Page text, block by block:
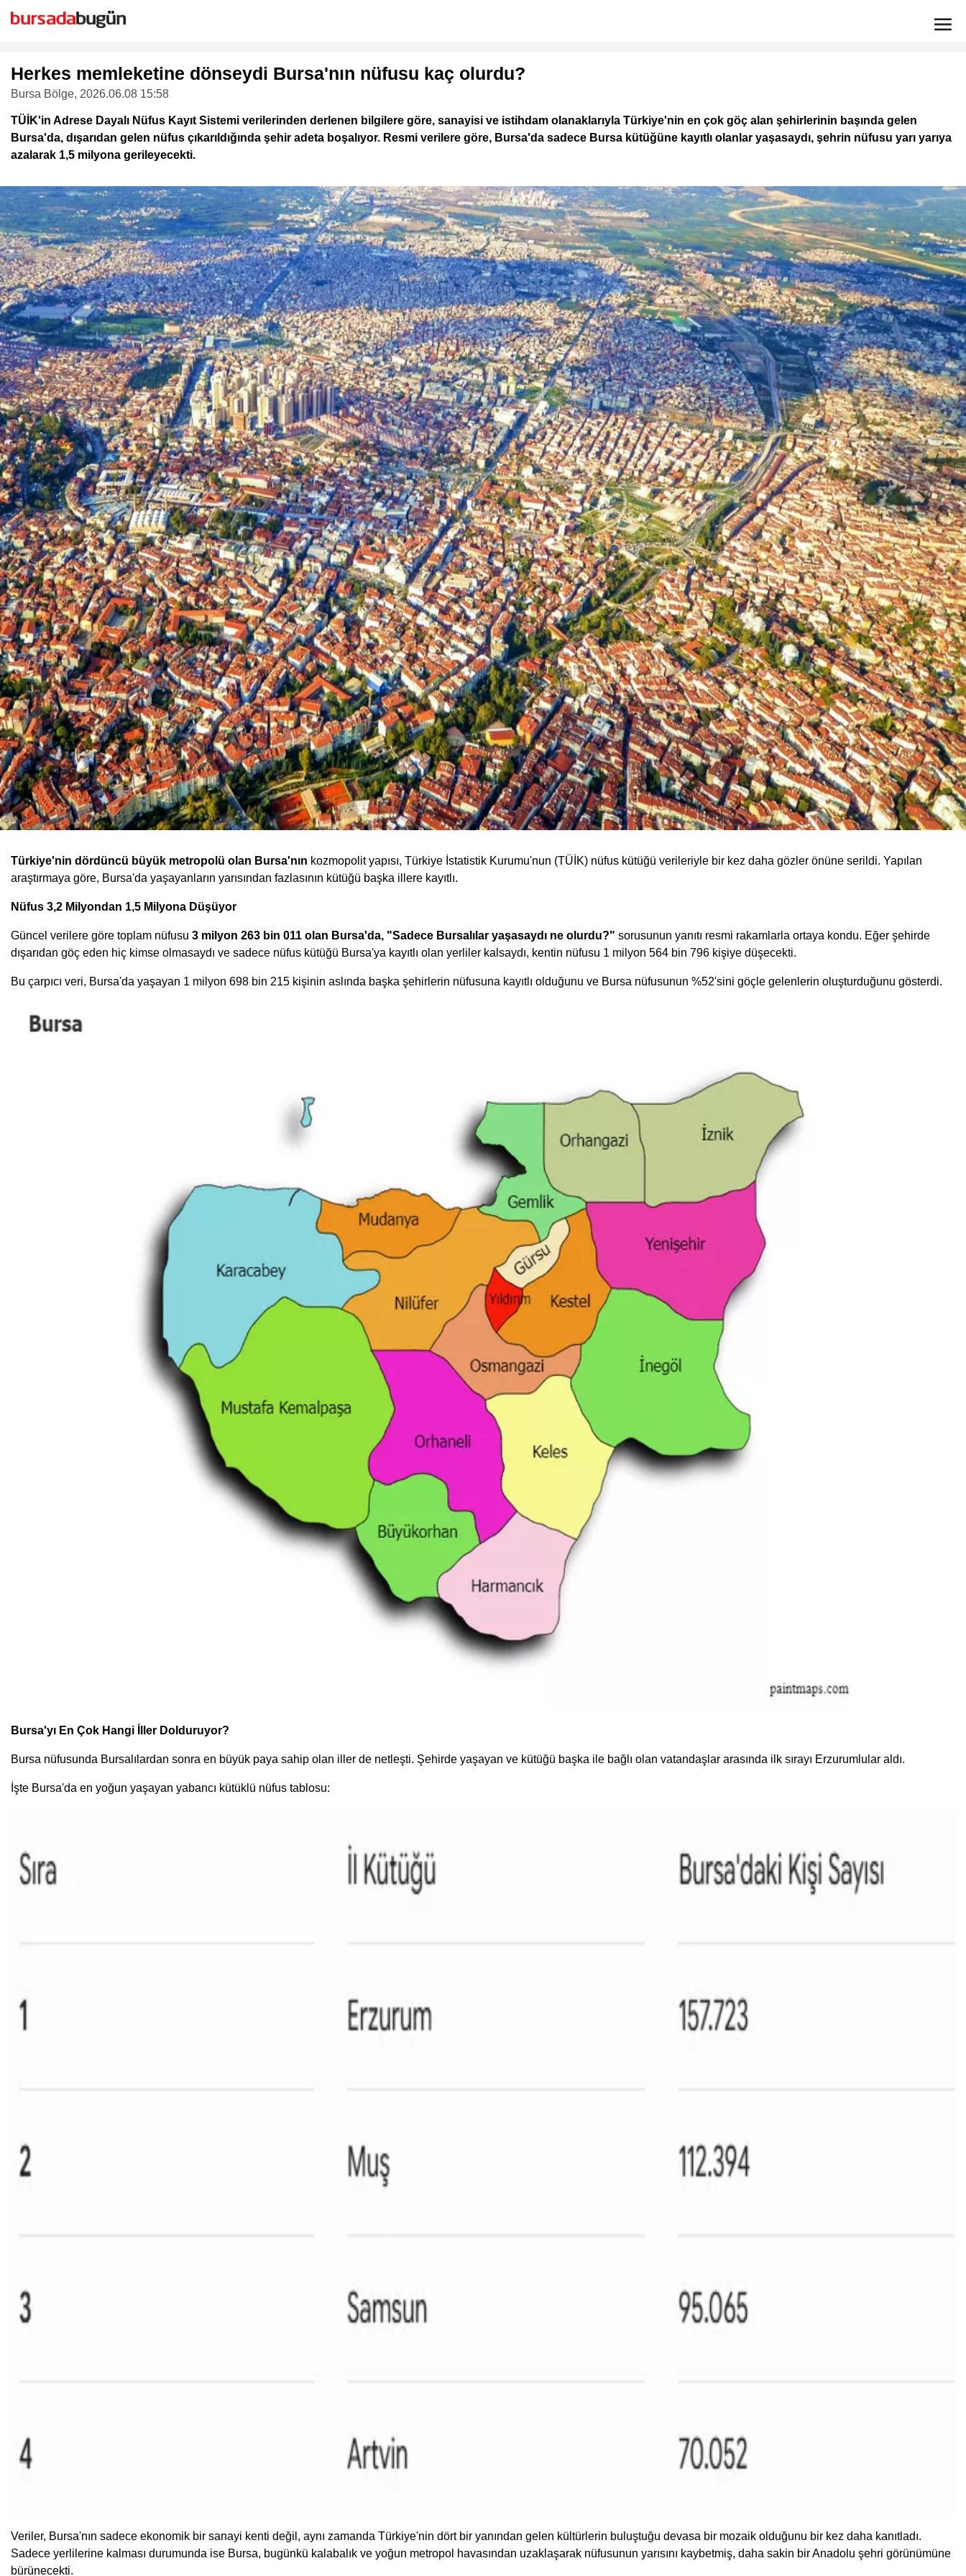
Herkes memleketine dönseydi Bursa'nın nüfusu kaç olurdu?
Bursa Bölge, 2026.06.08 15:58
TÜİK'in Adrese Dayalı Nüfus Kayıt Sistemi verilerinden derlenen bilgilere göre, sanayisi ve istihdam olanaklarıyla Türkiye'nin en çok göç alan şehirlerinin başında gelen
Bursa'da, dışarıdan gelen nüfus çıkarıldığında şehir adeta boşalıyor. Resmi verilere göre, Bursa'da sadece Bursa kütüğüne kayıtlı olanlar yaşasaydı, şehrin nüfusu yarı yarıya
azalarak 1,5 milyona gerileyecekti.
Türkiye'nin dördüncü büyük metropolü olan Bursa'nın kozmopolit yapısı, Türkiye İstatistik Kurumu'nun (TÜİK) nüfus kütüğü verileriyle bir kez daha gözler önüne serildi. Yapılan
araştırmaya göre, Bursa'da yaşayanların yarısından fazlasının kütüğü başka illere kayıtlı.
Nüfus 3,2 Milyondan 1,5 Milyona Düşüyor
Güncel verilere göre toplam nüfusu 3 milyon 263 bin 011 olan Bursa'da, "Sadece Bursalılar yaşasaydı ne olurdu?" sorusunun yanıtı resmi rakamlarla ortaya kondu. Eğer şehirde
dışarıdan göç eden hiç kimse olmasaydı ve sadece nüfus kütüğü Bursa'ya kayıtlı olan yerliler kalsaydı, kentin nüfusu 1 milyon 564 bin 796 kişiye düşecekti.
Bu çarpıcı veri, Bursa'da yaşayan 1 milyon 698 bin 215 kişinin aslında başka şehirlerin nüfusuna kayıtlı olduğunu ve Bursa nüfusunun %52'sini göçle gelenlerin oluşturduğunu gösterdi.
Bursa'yı En Çok Hangi İller Dolduruyor?
Bursa nüfusunda Bursalılardan sonra en büyük paya sahip olan iller de netleşti. Şehirde yaşayan ve kütüğü başka ile bağlı olan vatandaşlar arasında ilk sırayı Erzurumlular aldı.
İşte Bursa'da en yoğun yaşayan yabancı kütüklü nüfus tablosu:
Veriler, Bursa'nın sadece ekonomik bir sanayi kenti değil, aynı zamanda Türkiye'nin dört bir yanından gelen kültürlerin buluştuğu devasa bir mozaik olduğunu bir kez daha kanıtladı.
Sadece yerlilerine kalması durumunda ise Bursa, bugünkü kalabalık ve yoğun metropol havasından uzaklaşarak nüfusunun yarısını kaybetmiş, daha sakin bir Anadolu şehri görünümüne
bürünecekti.